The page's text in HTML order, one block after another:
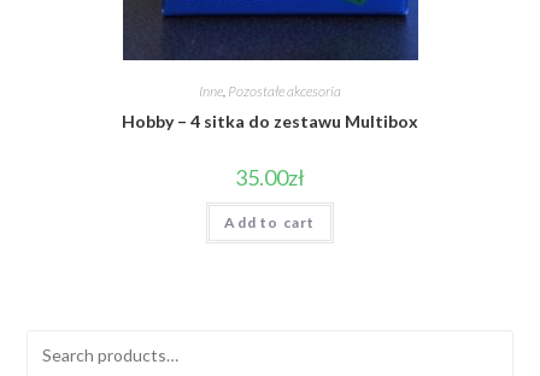
Inne Pozostałe akcesoria
Hobby – 4 sitka do zestawu Multibox
35.00zł
Add to cart